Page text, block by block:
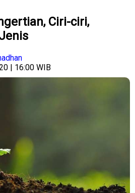
Ciri-ciri,
| 16:00 WIB